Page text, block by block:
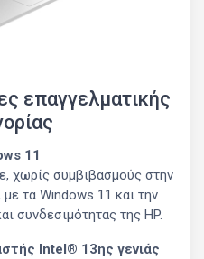
επαγγελματικής
11
χωρίς συμβιβασμούς στην
τα Windows 11 και την
συνδεσιμότητας της HP.
Intel® 13ης γενιάς